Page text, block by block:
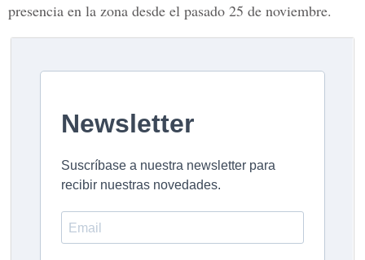
presencia en la zona desde el pasado 25 de noviembre.